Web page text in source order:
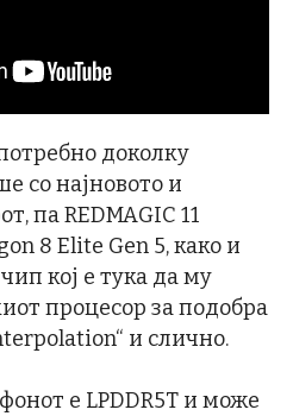
доколку
со најновото и
па REDMAGIC 11
8 Elite Gen 5, како и
кој е тука да му
процесор за подобра
и слично.
е LPDDR5T и може